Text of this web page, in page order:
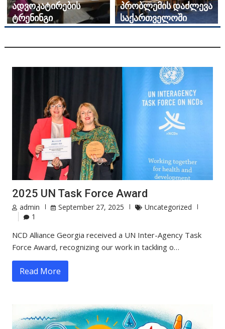
ადვოკატირების
ტრენინგი
პრობლემის დაძლევა
საქართველოში
2025 UN Task Force Award
admin September 27, 2025
Uncategorized
1
NCD Alliance Georgia received a UN Inter-Agency Task
Force Award, recognizing our work in tackling o…
Read More